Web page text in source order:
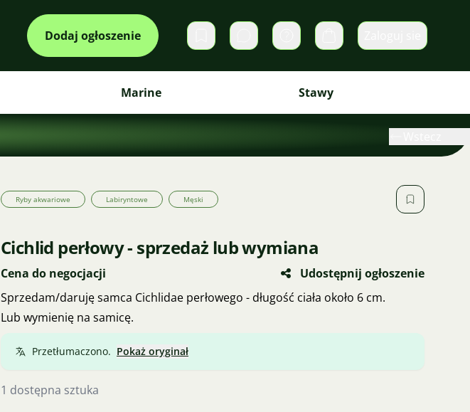
Dodaj ogłoszenie Prywatne wiadomości
Koszyk
Marine Stawy
Ryby akwariowe Labiryntowe Męski
Cichlid perłowy - sprzedaż lub wymiana
Cena do negocjacji
Udostępnij ogłoszenie
Sprzedam/daruję samca Cichlidae perłowego - długość ciała około 6 cm.
Lub wymienię na samicę.
Przetłumaczono. Pokaż oryginał
1 dostępna sztuka